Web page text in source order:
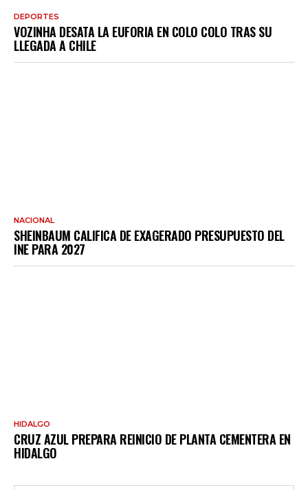
DEPORTES
VOZINHA DESATA LA EUFORIA EN COLO COLO TRAS SU
LLEGADA A CHILE
NACIONAL
SHEINBAUM CALIFICA DE EXAGERADO PRESUPUESTO DEL
INE PARA 2027
HIDALGO
CRUZ AZUL PREPARA REINICIO DE PLANTA CEMENTERA EN
HIDALGO